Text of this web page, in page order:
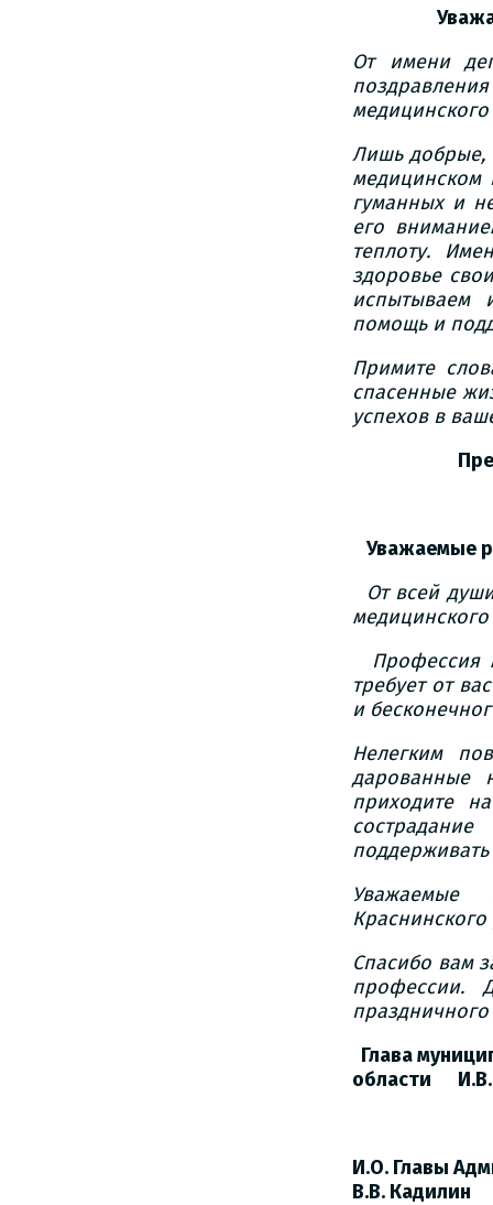
От имени
Лишь добрые,
медицинском
гуманных и
его
теплоту.
здоровье
испытываем
помощь и
Примите
спасенные
успехов в
Уважаемые
От всей
Профессия
требует от
и
Нелегким
приходите
Уважаемые
Спасибо вам
профессии.
Глава
области
И.О. Главы
В.В. Кадилин